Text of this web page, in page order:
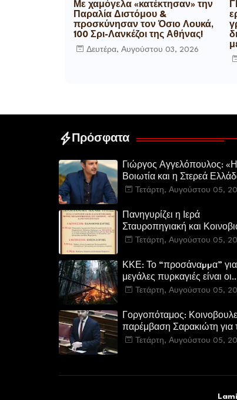
Με χαμόγελα «κατέκτησαν» την
Παραλία Διστόμου &
προσκύνησαν τον Όσιο Λουκά,
100 Σρι-Λανκέζοι της Αθήνας!
Δευτέρα, Αυγούστου 03, 2026
Πρόσφατα
Γιώργος Αγγελόπουλος: «Η
Βοιωτία και η Στερεά
καίγεται. Η Κυβέρνηση και
αυτοθαυμάζονται.»
Τετάρτη, Αυγούστου 05,
Πανηγυρίζει η Ιερά
Σταυροπηγιακή και
Μονή Μεταμορφώσεως του
(Μονή Αγιάς ή Καρυάς)
Τετάρτη, Αυγούστου 05,
ΚΚΕ: Το “προσάναµµα” για
μεγάλες πυρκαγιές είναι οι
τεράστιες ελλείψεις σε µέσα
και τις δασικές υπηρεσίες
Τετάρτη, Αυγούστου 05,
Γοργοπόταμος:
παρέμβαση Σαρακιώτη για
προστασία του
Τετάρτη, Αυγούστου 05,